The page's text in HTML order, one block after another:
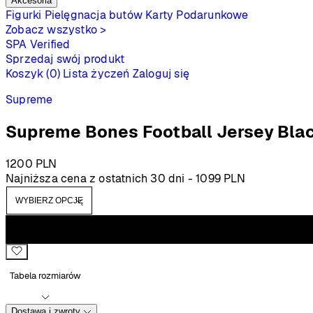
Figurki Pielęgnacja butów Karty Podarunkowe
Zobacz wszystko >
SPA Verified
Sprzedaj swój produkt
Koszyk (0) Lista życzeń Zaloguj się
Supreme
Supreme Bones Football Jersey
1200 PLN
Najniższa cena z ostatnich 30 dni -1099 PLN
Tabela rozmiarów